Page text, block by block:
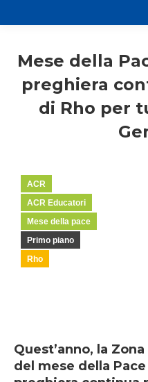
Mese della
preghiera
di Rho per
ACR
ACR Educatori
Mese della pace
Primo piano
Rho
Quest’anno, la
del mese della